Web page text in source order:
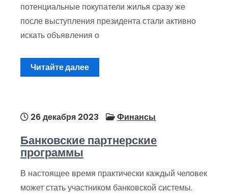
потенциальные покупатели жилья сразу же
после выступления президента стали активно
искать объявления о
Читайте далее
26 декабря 2023 Финансы
Банковские партнерские
программы
В настоящее время практически каждый человек
может стать участником банковской системы.